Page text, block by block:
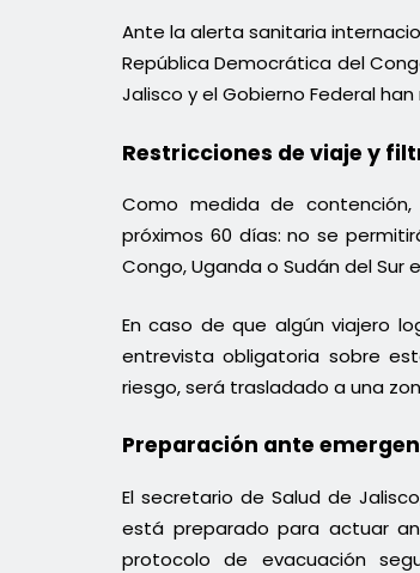
Ante la alerta sanitaria
República Democrática del
Jalisco y el Gobierno Federal
Restricciones de viaje y
Como medida de
próximos 60 días: no se
Congo, Uganda o Sudán del Sur
En caso de que algún viajero
entrevista obligatoria sobre
riesgo, será trasladado a una
Preparación ante
El secretario de Salud de
está preparado para actuar
protocolo de evacuación